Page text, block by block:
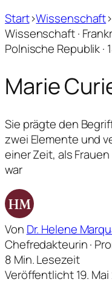
Start›Wissenschaft›
Wissenschaft ·
Polnische Republik ·
Marie
Sie prägte den
zwei Elemente und
einer Zeit, als
war
HM
Von Dr. Helene
Chefredakteurin ·
8 Min. Lesezeit
Veröffentlicht 19. Mai